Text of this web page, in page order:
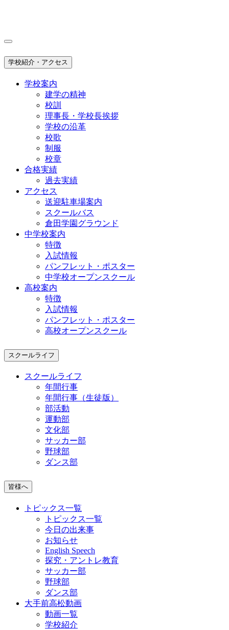
学校紹介・アクセス
学校案内
建学の精神
校訓
理事長・学校長挨拶
学校の沿革
校歌
制服
校章
合格実績
過去実績
アクセス
送迎駐車場案内
スクールバス
倉田学園グラウンド
中学校案内
特徴
入試情報
パンフレット・ポスター
中学校オープンスクール
高校案内
特徴
入試情報
パンフレット・ポスター
高校オープンスクール
スクールライフ
スクールライフ
年間行事
年間行事（生徒版）
部活動
運動部
文化部
サッカー部
野球部
ダンス部
皆様へ
トピックス一覧
トピックス一覧
今日の出来事
お知らせ
English Speech
探究・アントレ教育
サッカー部
野球部
ダンス部
大手前高松動画
動画一覧
学校紹介